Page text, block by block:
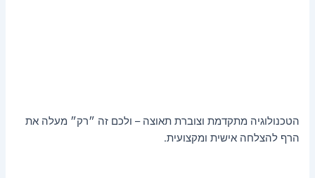
הטכנולוגיה מתקדמת וצוברת תאוצה – ולכם זה ״רק״ מעלה את
הרף להצלחה אישית ומקצועית.